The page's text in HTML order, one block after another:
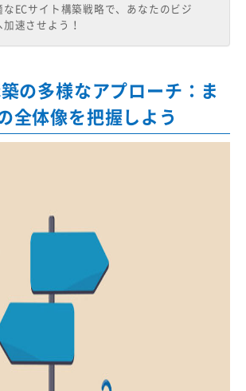
なECサイト構築戦略で、あなたのビジ
速させよう！
の多様なアプローチ：ま
全体像を把握しよう